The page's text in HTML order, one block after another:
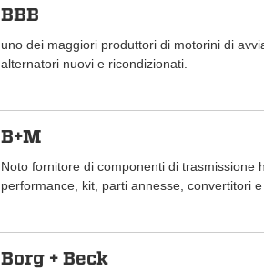
BBB
uno dei maggiori produttori di motorini di
alternatori nuovi e ricondizionati.
B+M
Noto fornitore di componenti di trasmissione
performance, kit, parti annesse, convertitori e
Borg + Beck